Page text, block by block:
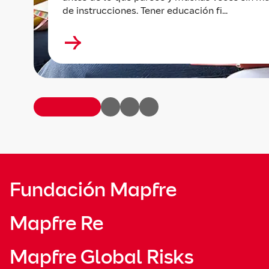
de instrucciones. Tener educación fi...
Fundación Mapfre
Mapfre Re
Mapfre Global Risks